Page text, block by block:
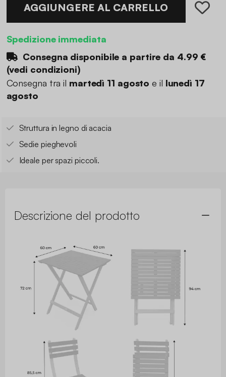
AGGIUNGERE AL CARRELLO
Spedizione immediata
Consegna disponibile a partire da 4.99 €
(vedi condizioni)
Consegna tra il martedì 11 agosto e il lunedì 17
agosto
Struttura in legno di acacia
Sedie pieghevoli
Ideale per spazi piccoli.
Descrizione del prodotto